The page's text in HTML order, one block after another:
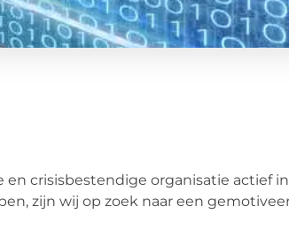
en crisisbestendige organisatie actief
zijn wij op zoek naar een